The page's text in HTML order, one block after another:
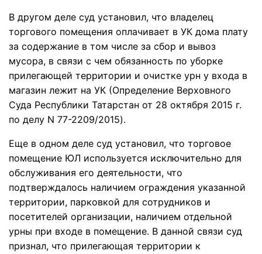
В другом деле суд установил, что владелец
торгового помещения оплачивает в УК дома плату
за содержание в том числе за сбор и вывоз
мусора, в связи с чем обязанность по уборке
прилегающей территории и очистке урн у входа в
магазин лежит на УК (Определение Верховного
Суда Республики Татарстан от 28 октября 2015 г.
по делу N 77-2209/2015).
Еще в одном деле суд установил, что торговое
помещение ЮЛ используется исключительно для
обслуживания его деятельности, что
подтверждалось наличием ограждения указанной
территории, парковкой для сотрудников и
посетителей организации, наличием отдельной
урны при входе в помещение. В данной связи суд
признал, что прилегающая территории к